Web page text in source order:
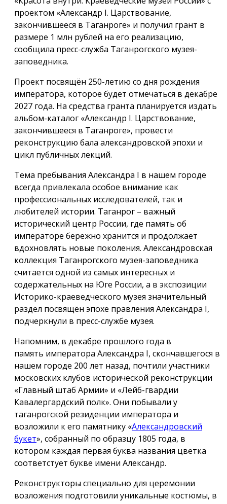
проектом «Александр I. Царствование,
закончившееся в Таганроге» и получил грант в
размере 1 млн рублей на его реализацию,
сообщила пресс-служба Таганрогского музея-
заповедника.
Проект посвящён 250-летию со дня рождения
императора, которое будет отмечаться в декабре
2027 года. На средства гранта планируется издать
альбом-каталог «Александр I. Царствование,
закончившееся в Таганроге», провести
реконструкцию бала александровской эпохи и
цикл публичных лекций.
Тема пребывания Александра I в нашем городе
всегда привлекала особое внимание как
профессиональных исследователей, так и
любителей истории. Таганрог – важный
исторический центр России, где память об
императоре бережно хранится и продолжает
вдохновлять новые поколения. Александровская
коллекция Таганрогского музея-заповедника
считается одной из самых интересных и
содержательных на Юге России, а в экспозиции
Историко-краеведческого музея значительный
раздел посвящён эпохе правления Александра I,
подчеркнули в пресс-службе музея.
Напомним, в декабре прошлого года в
память императора Александра I, скончавшегося в
нашем городе 200 лет назад, почтили участники
московских клубов исторической реконструкции
«Главный штаб Армии» и «Лейб-гвардии
Кавалергардский полк». Они побывали у
таганрогской резиденции императора и
возложили к его памятнику «Александровский
букет», собранный по образцу 1805 года, в
котором каждая первая буква названия цветка
соответстует букве имени Александр.
Реконструкторы специально для церемонии
возложения подготовили уникальные костюмы, в